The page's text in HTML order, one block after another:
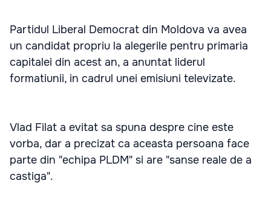
Partidul Liberal Democrat din Moldova va avea
un candidat propriu la alegerile pentru primaria
capitalei din acest an, a anuntat liderul
formatiunii, in cadrul unei emisiuni televizate.
Vlad Filat a evitat sa spuna despre cine este
vorba, dar a precizat ca aceasta persoana face
parte din "echipa PLDM" si are "sanse reale de a
castiga".